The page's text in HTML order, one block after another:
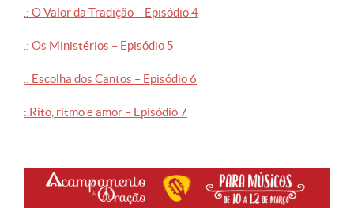
.: O Valor da Tradição – Episódio 4
.: Os Ministérios – Episódio 5
.: Escolha dos Cantos – Episódio 6
:.Rito, ritmo e amor – Episódio 7